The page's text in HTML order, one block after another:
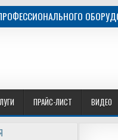
ПРАЙС-ЛИСТ ВИДЕО